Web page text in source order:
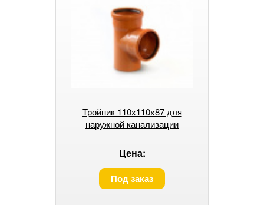
Тройник 110х110х87 для
наружной канализации
Цена:
Под заказ